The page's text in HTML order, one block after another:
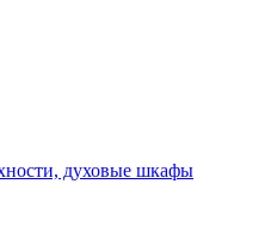
духовые шкафы